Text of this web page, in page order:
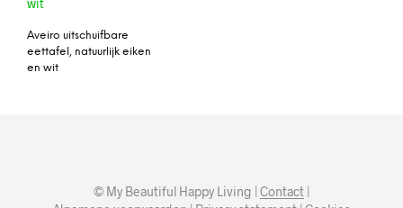
Aveiro uitschuifbare
eettafel, natuurlijk eiken
en wit
© My Beautiful Happy Living | Contact |